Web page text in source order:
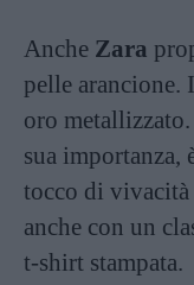
Anche Zara
pelle arancione.
oro
sua importanza,
tocco di vivacità
anche con un
t-shirt stampata.